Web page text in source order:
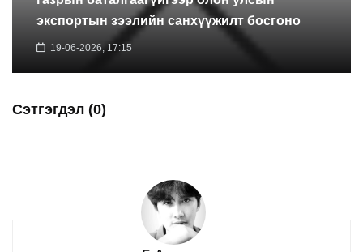
экспортын зээлийн санхүүжилт босгоно
19-06-2026, 17:15
Сэтгэгдэл (0)